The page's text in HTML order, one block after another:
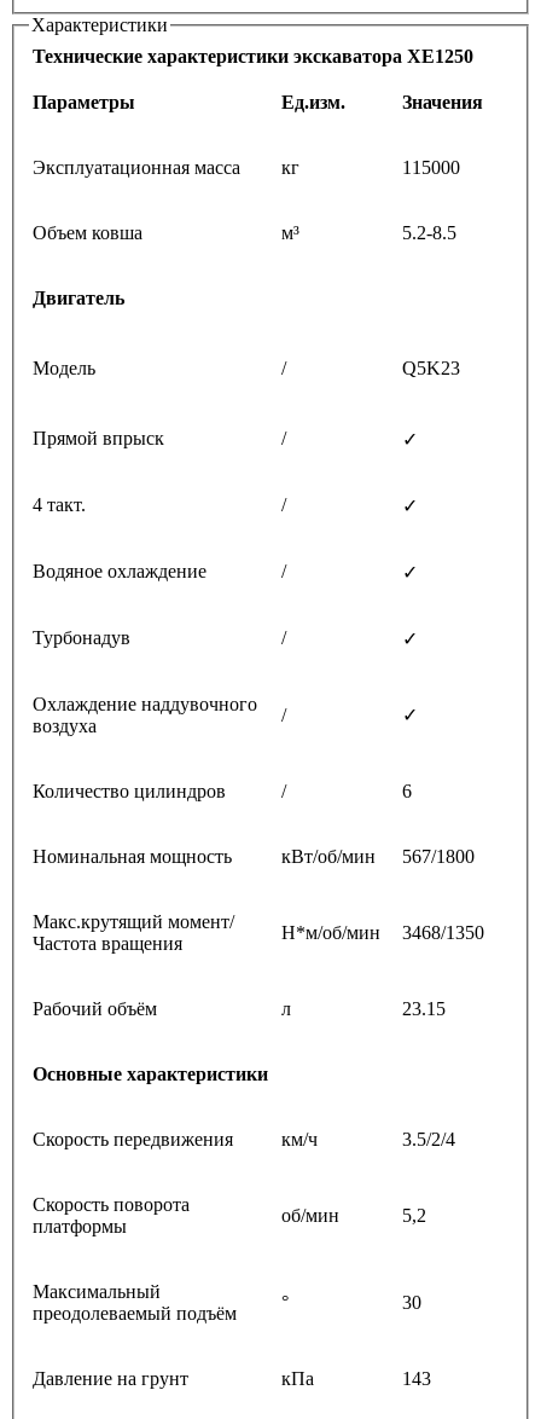
Характеристики
Технические характеристики экскаватора XE1250
Параметры Ед.изм. Значения
Эксплуатационная масса кг 115000
Объем ковша м³ 5.2-8.5
Двигатель
Модель / Q5K23
Прямой впрыск / ✓
4 такт. / ✓
Водяное охлаждение / ✓
Турбонадув / ✓
Охлаждение наддувочного
воздуха
/ ✓
Количество цилиндров / 6
Номинальная мощность кВт/об/мин 567/1800
Макс.крутящий момент/
Частота вращения
Н*м/об/мин 3468/1350
Рабочий объём л 23.15
Основные характеристики
Скорость передвижения км/ч 3.5/2/4
Скорость поворота
платформы
об/мин 5,2
Максимальный
преодолеваемый подъём
° 30
Давление на грунт кПа 143